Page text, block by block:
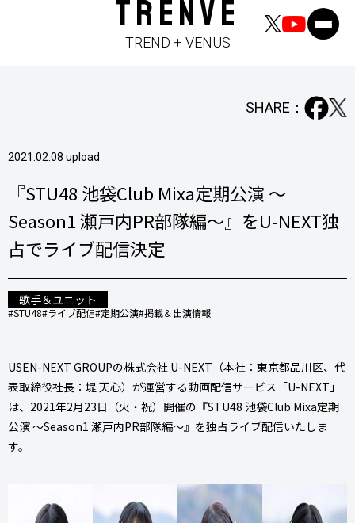
TRENVE
TREND + VENUS
2021.02.08 upload
SHARE：
『STU48 池袋Club Mixa定期公演 〜
Season1 瀬戸内PR部隊編〜』をU-NEXT独
占でライブ配信決定
歌手＆ユニット
#STU48#ライブ配信#定期公演#掲載＆出演情報
USEN-NEXT GROUPの株式会社 U-NEXT（本社：東京都品川区、代
表取締役社長：堤 天心）が運営する動画配信サービス「U-NEXT」
は、2021年2月23日（火・祝）開催の『STU48 池袋Club Mixa定期
公演 〜Season1 瀬戸内PR部隊編〜』を独占ライブ配信いたしま
す。